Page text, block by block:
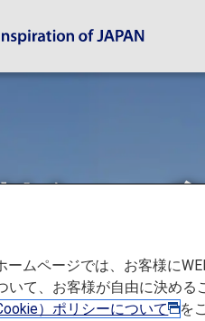
金のご
用ガイド 各種料金のご案
ームページでは、お客様に
いて、お客様が自由に決め
）ポリシーについて
を